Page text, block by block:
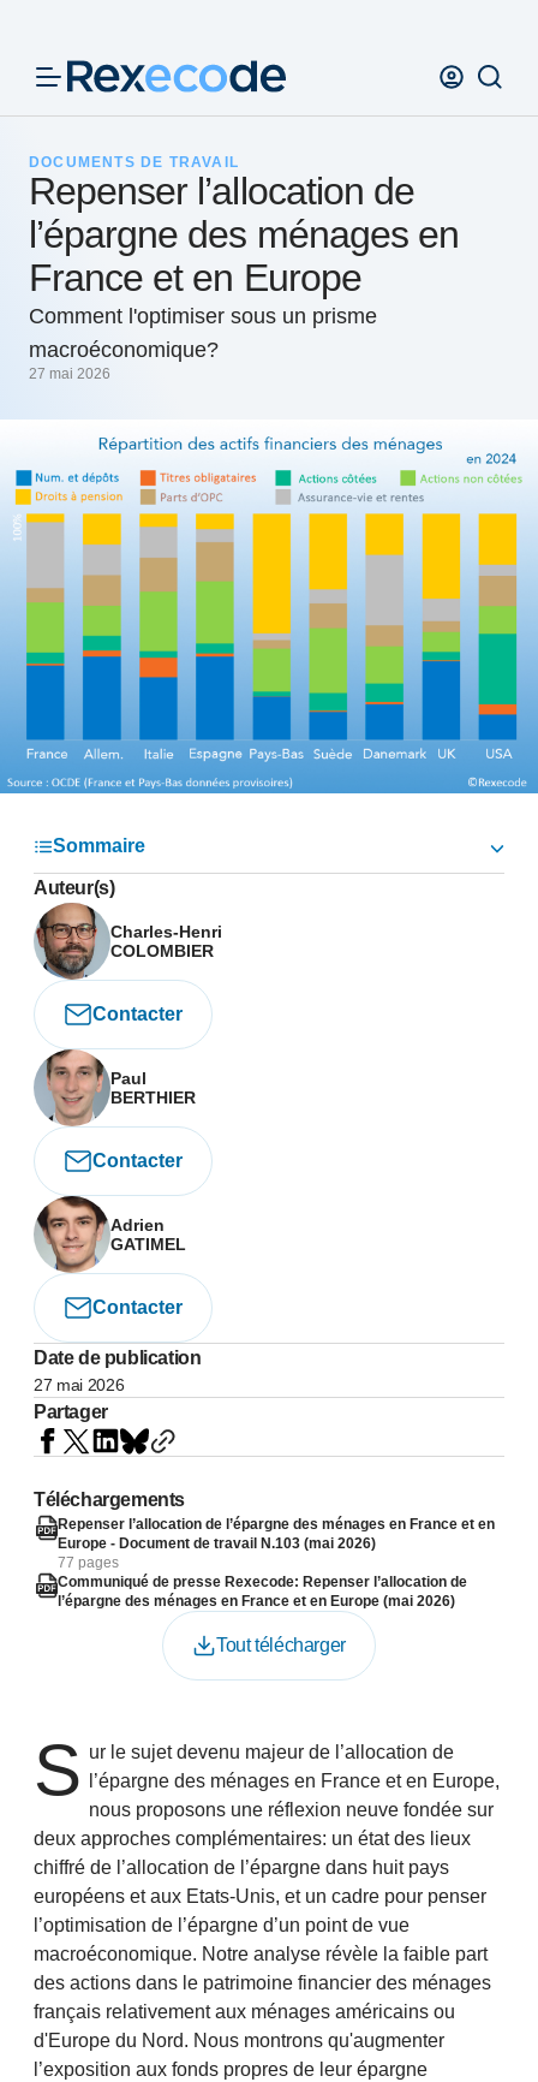
DOCUMENTS DE TRAVAIL
Repenser l’allocation de
l’épargne des ménages en
France et en Europe
Comment l'optimiser sous un prisme
macroéconomique?
27 mai 2026
Sommaire
Auteur(s)
Charles-Henri
COLOMBIER
Contacter
Paul
BERTHIER
Contacter
Adrien
GATIMEL
Contacter
Date de publication
27 mai 2026
Partager
S ur le sujet devenu majeur de l’allocation de
l’épargne des ménages en France et en Europe,
nous proposons une réflexion neuve fondée sur
deux approches complémentaires: un état des lieux
chiffré de l’allocation de l’épargne dans huit pays
européens et aux Etats-Unis, et un cadre pour penser
l’optimisation de l’épargne d’un point de vue
macroéconomique. Notre analyse révèle la faible part
des actions dans le patrimoine financier des ménages
français relativement aux ménages américains ou
d'Europe du Nord. Nous montrons qu'augmenter
l’exposition aux fonds propres de leur épargne
Téléchargements
Repenser l’allocation de l’épargne des ménages en France et en
Europe - Document de travail N.103 (mai 2026)
77 pages
Communiqué de presse Rexecode: Repenser l’allocation de
l’épargne des ménages en France et en Europe (mai 2026)
Tout télécharger